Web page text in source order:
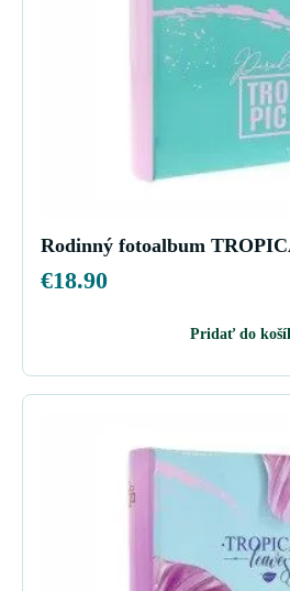
Rodinný fotoalbum
€18.90
Pridať do